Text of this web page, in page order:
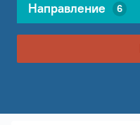
Направление 6